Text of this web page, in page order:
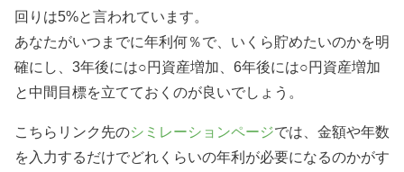
回りは5%と言われています。
あなたがいつまでに年利何％で、いくら貯めたいのかを明
確にし、3年後には○円資産増加、6年後には○円資産増加
と中間目標を立てておくのが良いでしょう。
こちらリンク先のシミレーションページでは、金額や年数
を入力するだけでどれくらいの年利が必要になるのかがす